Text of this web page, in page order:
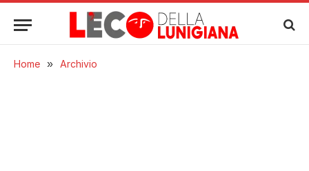
Home » Archivio